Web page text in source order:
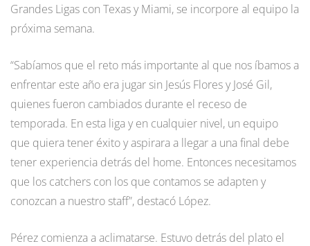
Grandes Ligas con Texas y Miami, se incorpore al equipo la
próxima semana.
“Sabíamos que el reto más importante al que nos íbamos a
enfrentar este año era jugar sin Jesús Flores y José Gil,
quienes fueron cambiados durante el receso de
temporada. En esta liga y en cualquier nivel, un equipo
que quiera tener éxito y aspirara a llegar a una final debe
tener experiencia detrás del home. Entonces necesitamos
que los catchers con los que contamos se adapten y
conozcan a nuestro staff”, destacó López.
Pérez comienza a aclimatarse. Estuvo detrás del plato el